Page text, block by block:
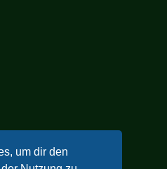
um dir den